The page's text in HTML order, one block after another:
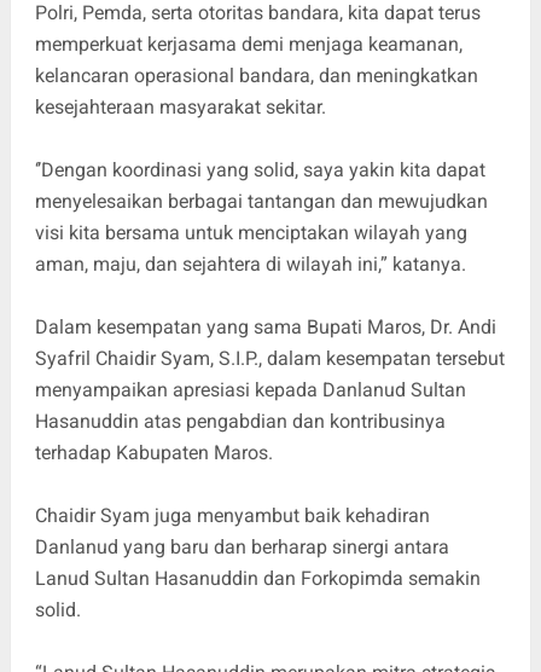
Polri, Pemda, serta otoritas bandara, kita dapat terus
memperkuat kerjasama demi menjaga keamanan,
kelancaran operasional bandara, dan meningkatkan
kesejahteraan masyarakat sekitar.
‘’Dengan koordinasi yang solid, saya yakin kita dapat
menyelesaikan berbagai tantangan dan mewujudkan
visi kita bersama untuk menciptakan wilayah yang
aman, maju, dan sejahtera di wilayah ini,” katanya.
Dalam kesempatan yang sama Bupati Maros, Dr. Andi
Syafril Chaidir Syam, S.I.P., dalam kesempatan tersebut
menyampaikan apresiasi kepada Danlanud Sultan
Hasanuddin atas pengabdian dan kontribusinya
terhadap Kabupaten Maros.
Chaidir Syam juga menyambut baik kehadiran
Danlanud yang baru dan berharap sinergi antara
Lanud Sultan Hasanuddin dan Forkopimda semakin
solid.